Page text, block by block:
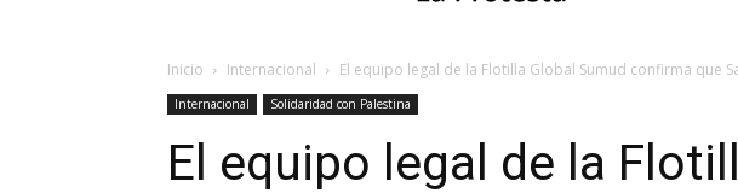
Inicio Internacional El equipo legal de la Flotilla Global Sumud confirma que
Internacional Solidaridad con Palestina
El equipo legal de la